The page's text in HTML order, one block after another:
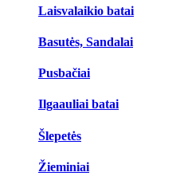
Laisvalaikio batai
Basutės, Sandalai
Pusbačiai
Ilgaauliai batai
Šlepetės
Žieminiai